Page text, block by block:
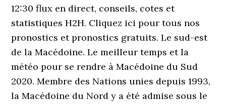
12:30 flux en direct, conseils, cotes et
statistiques H2H. Cliquez ici pour tous nos
pronostics et pronostics gratuits. Le sud-est
de la Macédoine. Le meilleur temps et la
météo pour se rendre à Macédoine du Sud
2020. Membre des Nations unies depuis 1993,
la Macédoine du Nord y a été admise sous le